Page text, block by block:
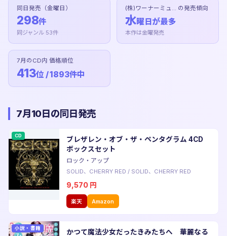
同日発売（金曜日）
298件
同ジャンル 53件
(株)ワーナーミュ... の発売傾向
水曜日が最多
本作は金曜発売
7月のCD内 価格順位
413位 / 1893件中
7月10日の同日発売
CD
ブレザレン・オブ・ザ・ペンタグラム 4CD
ボックスセット
ロック・アップ
SOLID、CHERRY RED / SOLID、CHERRY RED
9,570 円
楽天 Amazon
小説・書籍
かつて魔法少女だったきみたちへ 華麗なる